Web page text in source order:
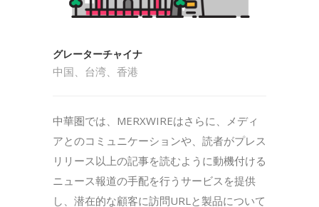
グレーターチャイナ
中国、台湾、香港
中華圏では、MERXWIREはさらに、メディ
アとのコミュニケーションや、読者がプレス
リリース以上の記事を読むように動機付ける
ニュース報道の手配を行うサービスを提供
し、潜在的な顧客に訪問URLと製品について